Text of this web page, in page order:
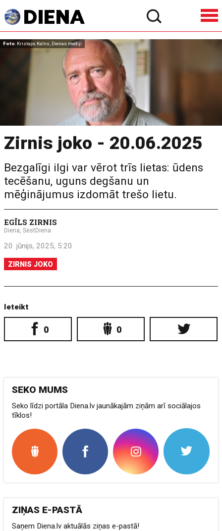
Foto: Kristaps Kalns, Dienas mediji
Zirnis joko - 20.06.2025
Bezgalīgi ilgi var vērot trīs lietas: ūdens
tecēšanu, uguns degšanu un
mēģinājumus izdomāt trešo lietu.
EGĪLS ZIRNIS
Diena, SestDiena
20. jūnijs, 2025, 5:20
ZIRNIS JOKO
Ieteikt
0 0
SEKO MUMS
Seko līdzi portāla Diena.lv jaunākajām ziņām arī sociālajos
tīklos!
ZIŅAS E-PASTĀ
Saņem Diena.lv aktuālās ziņas e-pastā!